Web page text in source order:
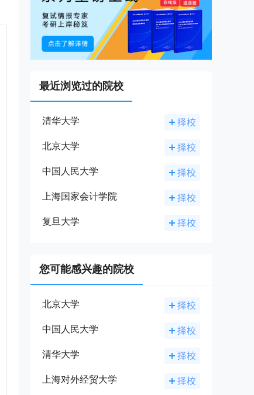
最近浏览过的院校
清华大学
北京大学
中国人民大学
上海国家会计学院
复旦大学
您可能感兴趣的院校
北京大学
中国人民大学
清华大学
上海对外经贸大学